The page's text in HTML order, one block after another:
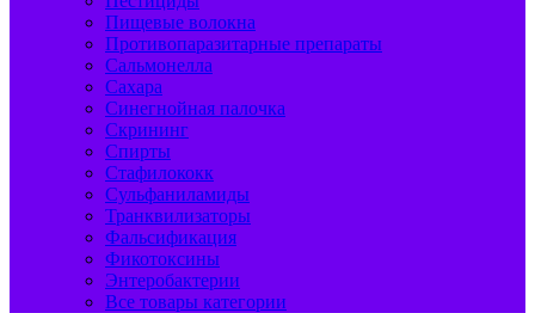
Пищевые волокна
Противопаразитарные препараты
Сальмонелла
Сахара
Синегнойная палочка
Скрининг
Спирты
Стафилококк
Сульфаниламиды
Транквилизаторы
Фальсификация
Фикотоксины
Энтеробактерии
Все товары категории